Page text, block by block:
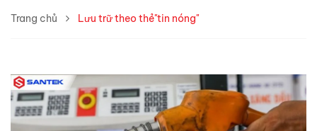
Trang chủ Lưu trữ theo thẻ"tin nóng"